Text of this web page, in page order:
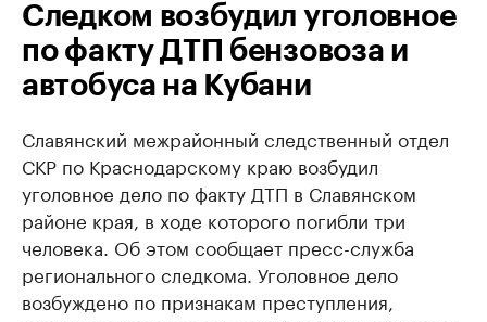
Следком возбудил уголовное
по факту ДТП бензовоза и
автобуса на Кубани
Славянский межрайонный следственный отдел
СКР по Краснодарскому краю возбудил
уголовное дело по факту ДТП в Славянском
районе края, в ходе которого погибли три
человека. Об этом сообщает пресс-служба
регионального следкома. Уголовное дело
возбуждено по признакам преступления,